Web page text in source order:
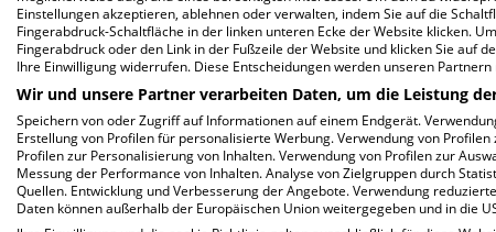
Login für Kliniken
Services
E-Rezepte
BetterDoc -
Suche nach
Checkliste für
Einstellungen akzeptieren, ablehnen oder verwalten, indem Sie auf die
Fingerabdruck-Schaltfläche in der linken unteren Ecke der Website klicken.
Fingerabdruck oder den Link in der Fußzeile der Website und klicken Sie auf
Ihre Einwilligung widerrufen. Diese Entscheidungen werden unseren
Wir und unsere Partner verarbeiten Daten, um die Leistung
Speichern von oder Zugriff auf Informationen auf einem Endgerät.
Erstellung von Profilen für personalisierte Werbung. Verwendung von
Profilen zur Personalisierung von Inhalten. Verwendung von Profilen zur
Messung der Performance von Inhalten. Analyse von Zielgruppen durch
Quellen. Entwicklung und Verbesserung der Angebote. Verwendung
Daten können außerhalb der Europäischen Union weitergegeben und in die